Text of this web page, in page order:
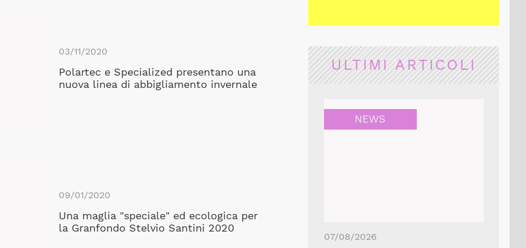
03/11/2020
Polartec e Specialized presentano una
nuova linea di abbigliamento invernale
09/01/2020
Una maglia "speciale" ed ecologica per
la Granfondo Stelvio Santini 2020
ULTIMI ARTICOLI
NEWS
07/08/2026